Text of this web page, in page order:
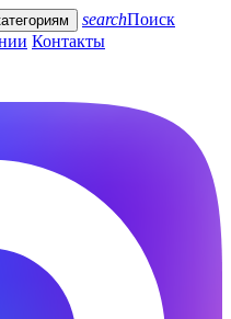
searchПоиск
Контакты